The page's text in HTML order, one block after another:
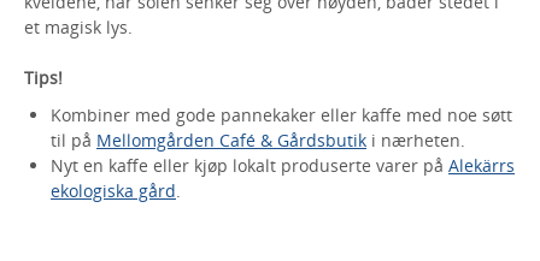
et magisk lys.
Tips!
Kombiner med gode pannekaker eller kaffe med noe søtt
til på Mellomgården Café & Gårdsbutik i nærheten.
Nyt en kaffe eller kjøp lokalt produserte varer på Alekärrs
ekologiska gård.